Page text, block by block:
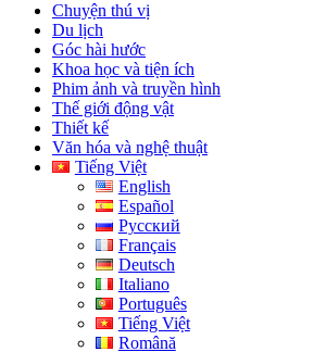
Chuyện thú vị
Du lịch
Góc hài hước
Khoa học và tiện ích
Phim ảnh và truyền hình
Thế giới động vật
Thiết kế
Văn hóa và nghệ thuật
Tiếng Việt
English
Español
Русский
Français
Deutsch
Italiano
Português
Tiếng Việt
Română